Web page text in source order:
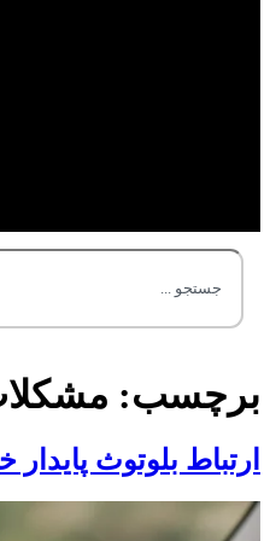
برچسب:
ارتباط بلوتوث پایدار